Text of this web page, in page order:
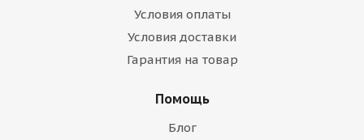
Условия оплаты
Условия доставки
Гарантия на товар
Помощь
Блог